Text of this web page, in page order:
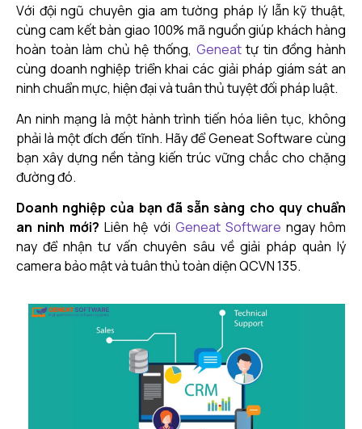
Với đội ngũ chuyên gia am tường pháp lý lẫn kỹ thuật,
cùng cam kết bàn giao 100% mã nguồn giúp khách hàng
hoàn toàn làm chủ hệ thống, Geneattự tin đồng hành
cùng doanh nghiệp triển khai các giải pháp giám sát an
ninh chuẩn mực, hiện đại và tuân thủ tuyệt đối pháp luật.
An ninh mạng là một hành trình tiến hóa liên tục, không
phải là một đích đến tĩnh. Hãy để Geneat Software cùng
bạn xây dựng nền tảng kiến trúc vững chắc cho chặng
đường đó.
Doanh nghiệp của bạn đã sẵn sàng cho quy chuẩn
an ninh mới? Liên hệ với Geneat Software ngay hôm
nay để nhận tư vấn chuyên sâu về giải pháp quản lý
camera bảo mật và tuân thủ toàn diện QCVN 135.